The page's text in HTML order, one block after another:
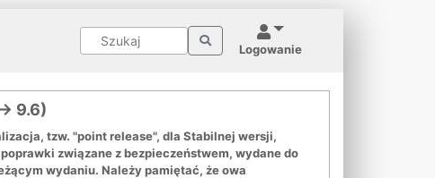
Logowanie
9.6)
tzw. "point release", dla Stabilnej wersji,
związane z bezpieczeństwem, wydane do
wydaniu. Należy pamiętać, że owa